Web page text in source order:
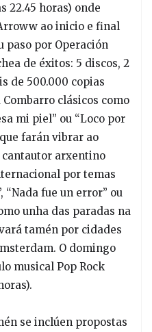
22.45 horas) onde
ao inicio e final
paso por Operación
de éxitos: 5 discos, 2
de 500.000 copias
clásicos como
mi piel” ou “Loco por
farán vibrar ao
cantautor arxentino
por temas
“Nada fue un error” ou
unha das paradas na
tamén por cidades
O domingo
musical Pop Rock
se inclúen propostas